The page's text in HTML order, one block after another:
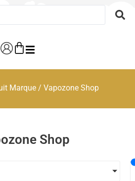
Marque / Vapozone Shop
Shop